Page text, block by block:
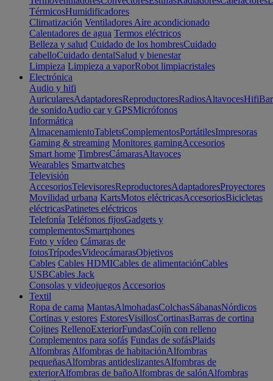
TérmicosHumidificadores
Climatización Ventiladores Aire acondicionado
Calentadores de agua Termos eléctricos
Belleza y salud Cuidado de los hombresCuidado
cabelloCuidado dentalSalud y bienestar
Limpieza Limpieza a vaporRobot limpiacristales
Electrónica
Audio y hifi
AuricularesAdaptadoresReproductoresRadiosAltavocesHifi
de sonidoAudio car y GPSMicrófonos
Informática
AlmacenamientoTabletsComplementosPortátilesImpresoras
Gaming & streaming Monitores gamingAccesorios
Smart home TimbresCámarasAltavoces
Wearables Smartwatches
Televisión
AccesoriosTelevisoresReproductoresAdaptadoresProyectores
Movilidad urbana KartsMotos eléctricasAccesoriosBicicletas
eléctricasPatinetes eléctricos
Telefonía Teléfonos fijosGadgets y
complementosSmartphones
Foto y vídeo Cámaras de
fotosTrípodesVideocámarasObjetivos
Cables Cables HDMICables de alimentaciónCables
USBCables Jack
Consolas y videojuegos Accesorios
Textil
Ropa de cama MantasAlmohadasColchasSábanasNórdicos
Cortinas y estores EstoresVisillosCortinasBarras de cortina
Cojines RellenoExteriorFundasCojín con relleno
Complementos para sofás Fundas de sofásPlaids
Alfombras Alfombras de habitaciónAlfombras
pequeñasAlfombras antideslizantesAlfombras de
exteriorAlfombras de bañoAlfombras de salónAlfombras